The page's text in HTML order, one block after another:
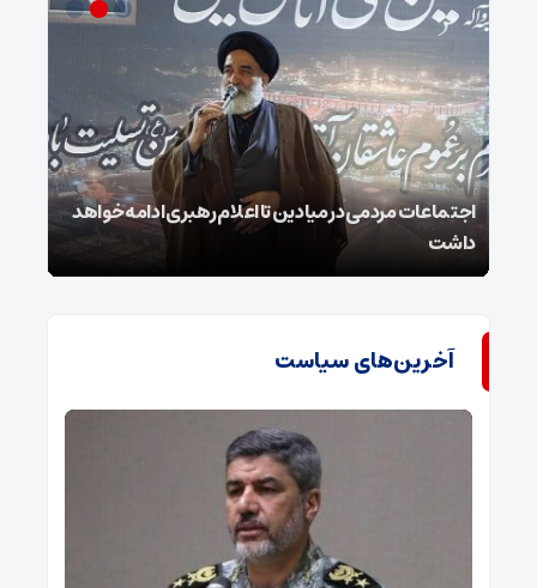
اجتماعات مردمی در میادین تا اعلام رهبری ادامه خواهد
داشت
آخرین‌های سیاست